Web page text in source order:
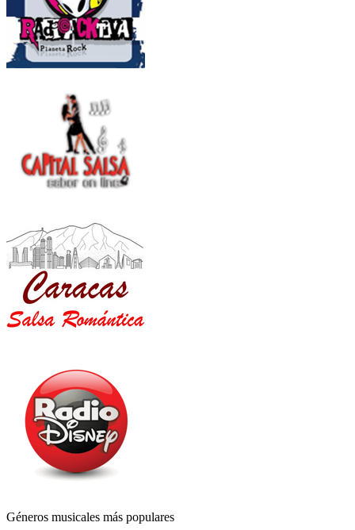
Géneros musicales más populares